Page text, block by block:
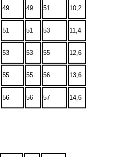
49 49 51 10,2
51 51 53 11,4
53 53 55 12,6
55 55 56 13,6
56 56 57 14,6